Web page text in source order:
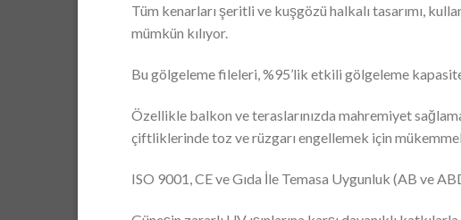
Tüm kenarları şeritli ve kuşgözü halkalı tasarımı,
mümkün kılıyor.
Bu gölgeleme fileleri, %95’lik etkili gölgeleme
Özellikle balkon ve teraslarınızda mahremiyet
çiftliklerinde toz ve rüzgarı engellemek için
ISO 9001, CE ve Gıda İle Temasa Uygunluk (AB ve